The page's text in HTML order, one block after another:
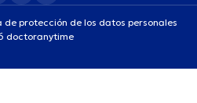
de protección de los datos personales
doctoranytime